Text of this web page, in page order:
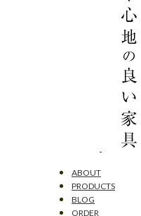
ABOUT
PRODUCTS
BLOG
ORDER